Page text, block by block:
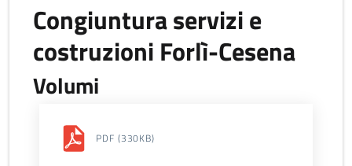
Congiuntura servizi e
costruzioni Forlì-Cesena
Volumi
PDF (330KB)